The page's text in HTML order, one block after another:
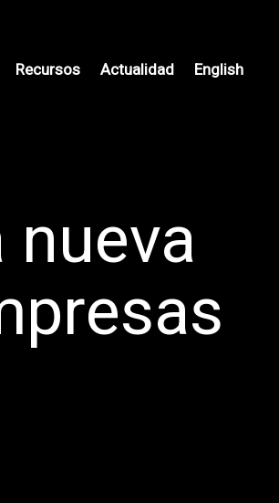
Recursos Actualidad English